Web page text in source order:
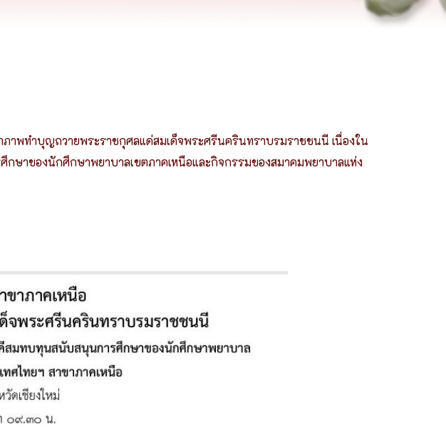
ภาพทำบุญถวายพระราชกุศลแด่สมเด็จพระศรีนครินทราบรมราชชนนี เนื่องใน
าของนักศึกษาพยาบาลเขตภาคเหนือและกิจกรรมของสมาคมพยาบาลแห่ง